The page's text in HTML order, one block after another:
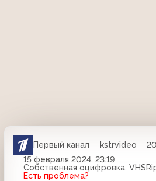
Первый канал kstrvideo
15 февраля 2024, 23:19
Собственная оцифровка.
Есть проблема?